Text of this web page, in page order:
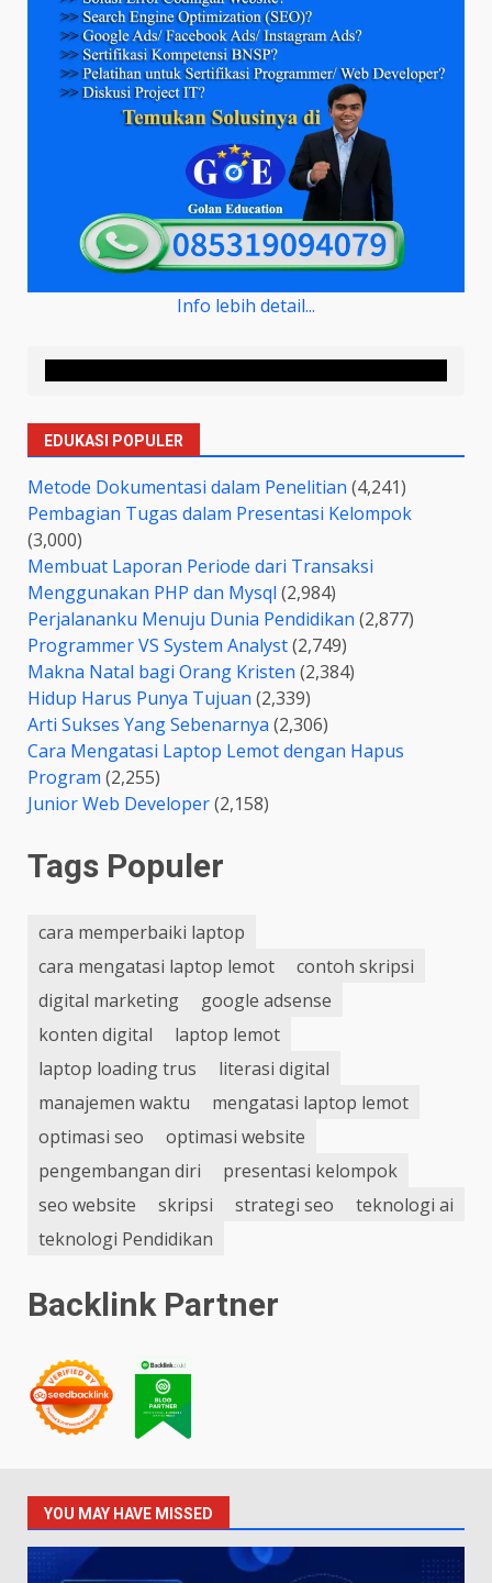
Info lebih detail...
EDUKASI POPULER
Metode Dokumentasi dalam Penelitian (4,241)
Pembagian Tugas dalam Presentasi Kelompok
(3,000)
Membuat Laporan Periode dari Transaksi
Menggunakan PHP dan Mysql (2,984)
Perjalananku Menuju Dunia Pendidikan (2,877)
Programmer VS System Analyst(2,749)
Makna Natal bagi Orang Kristen (2,384)
Hidup Harus Punya Tujuan (2,339)
Arti Sukses Yang Sebenarnya (2,306)
Cara Mengatasi Laptop Lemot dengan Hapus
Program (2,255)
Junior Web Developer(2,158)
Tags Populer
cara memperbaiki laptop
cara mengatasi laptop lemot
contoh skripsi
digital marketing
google adsense
konten digital
laptop lemot
laptop loading trus
literasi digital
manajemen waktu
mengatasi laptop lemot
optimasi seo
optimasi website
pengembangan diri
presentasi kelompok
seo website
skripsi strategi seo
teknologi ai
teknologi Pendidikan
Backlink Partner
YOU MAY HAVE MISSED